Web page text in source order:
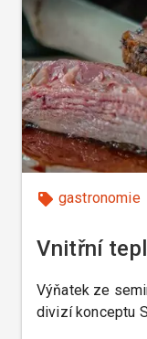
gastronomie
Vnitřní
Výňatek ze
divizí konceptu